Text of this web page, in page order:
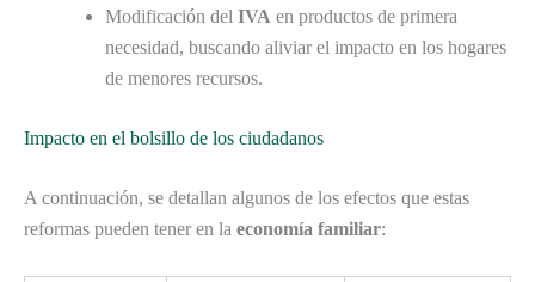
Modificación del IVA en productos de primera
necesidad, buscando aliviar el impacto en los hogares
de menores recursos.
Impacto en el bolsillo de los ciudadanos
A continuación, se detallan algunos de los efectos que estas
reformas pueden tener en la economía familiar: